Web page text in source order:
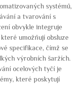
systémů,
a tvarování s
obvykle integruje
umožňují obsluze
specifikace, čímž se
výrobních šaržích.
ocelových tyčí je
které poskytují